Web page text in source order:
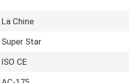
La Chine
Super Star
ISO CE